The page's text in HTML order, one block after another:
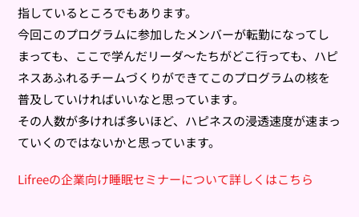
指しているところでもあります。
今回このプログラムに参加したメンバーが転勤になってし
まっても、ここで学んだリーダ〜たちがどこ行っても、ハピ
ネスあふれるチームづくりができてこのプログラムの核を
普及していければいいなと思っています。
その人数が多ければ多いほど、ハピネスの浸透速度が速まっ
ていくのではないかと思っています。
Lifreeの企業向け睡眠セミナーについて詳しくはこちら